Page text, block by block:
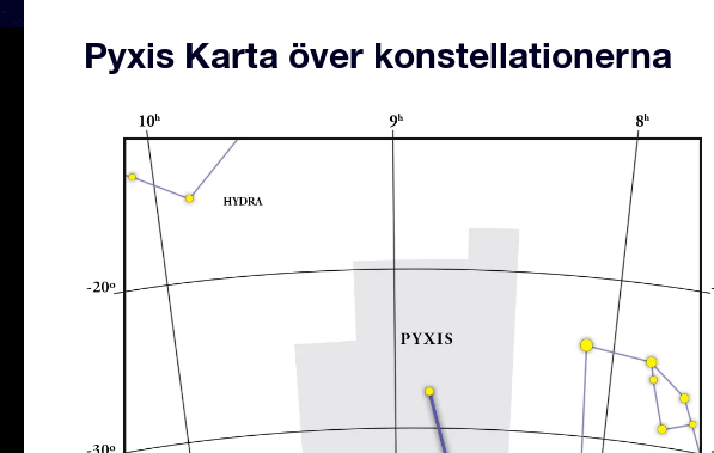
Pyxis Karta över konstellationerna